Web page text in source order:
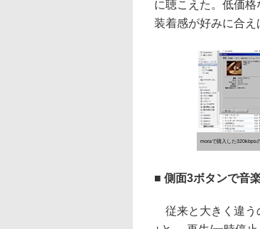
に聴こえた。低価格
装着感が好みに合え
moraで購入した320kbps
■ 側面3ボタンで音
従来と大きく違う